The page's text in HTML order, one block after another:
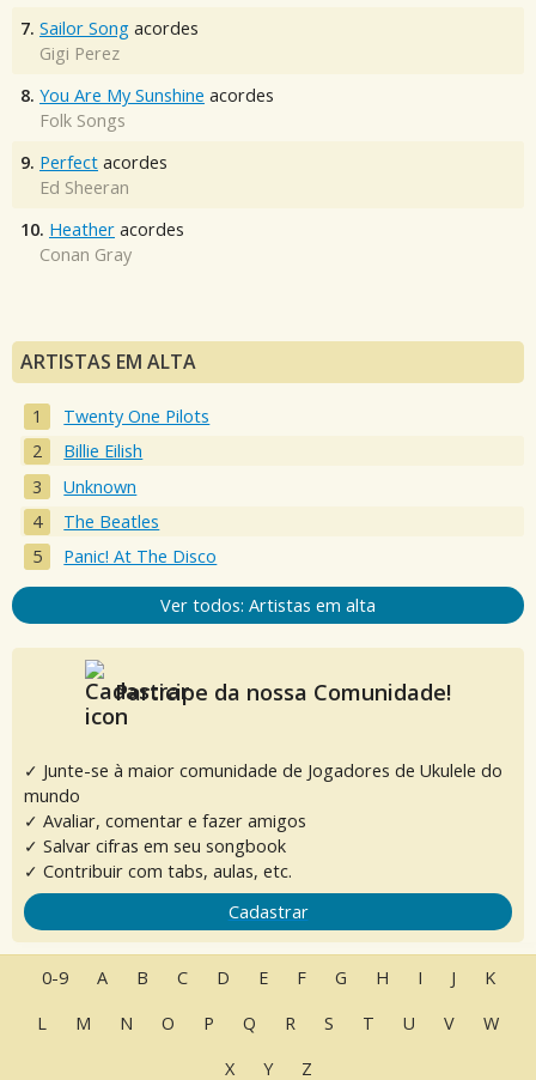
7. Sailor Song acordes
Gigi Perez
8. You Are My Sunshine acordes
Folk Songs
9. Perfect acordes
Ed Sheeran
10. Heather acordes
Conan Gray
ARTISTAS EM ALTA
Twenty One Pilots
Billie Eilish
Unknown
The Beatles
Panic! At The Disco
Ver todos: Artistas em alta
Participe da nossa Comunidade!
✓ Junte-se à maior comunidade de Jogadores de Ukulele do
mundo
✓ Avaliar, comentar e fazer amigos
✓ Salvar cifras em seu songbook
✓ Contribuir com tabs, aulas, etc.
Cadastrar
0-9 A B C D E F G H I J
K
L
M N O P Q R S T U V
W
X
Y Z